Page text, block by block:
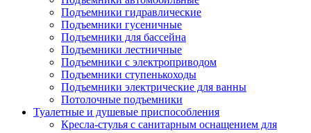
Подъемники гидравлические
Подъемники гусеничные
Подъемники для бассейна
Подъемники лестничные
Подъемники с электроприводом
Подъемники ступенькоходы
Подъемники электрические для ванны
Потолочные подъемники
Туалетные и душевые приспособления
Кресла-стулья с санитарным оснащением для